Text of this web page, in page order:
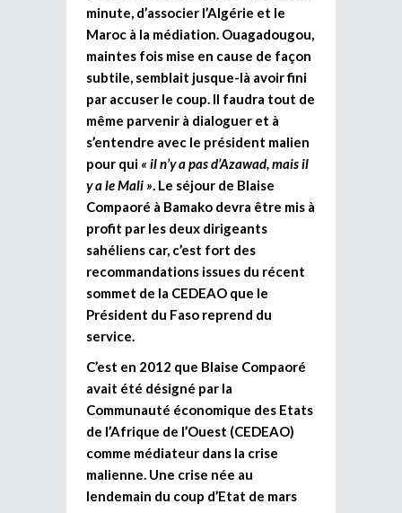
minute, d’associer l’Algérie et le
Maroc à la médiation. Ouagadougou,
maintes fois mise en cause de façon
subtile, semblait jusque-là avoir fini
par accuser le coup. Il faudra tout de
même parvenir à dialoguer et à
s’entendre avec le président malien
pour qui « il n’y a pas d’Azawad, mais il
y a le Mali » . Le séjour de Blaise
Compaoré à Bamako devra être mis à
profit par les deux dirigeants
sahéliens car, c’est fort des
recommandations issues du récent
sommet de la CEDEAO que le
Président du Faso reprend du
service.
C’est en 2012 que Blaise Compaoré
avait été désigné par la
Communauté économique des Etats
de l’Afrique de l’Ouest (CEDEAO)
comme médiateur dans la crise
malienne. Une crise née au
lendemain du coup d’Etat de mars